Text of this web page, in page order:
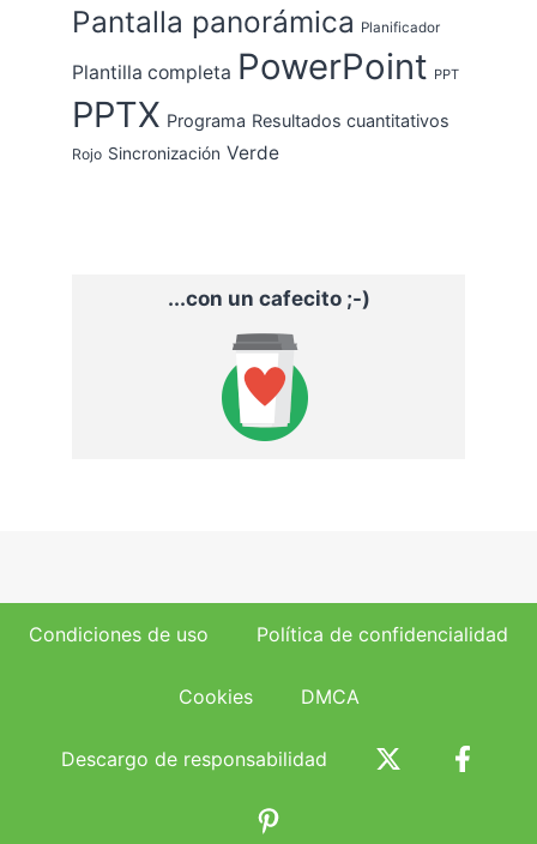
Pantalla panorámica Planificador
Plantilla completa PowerPoint PPT
PPTX Programa Resultados cuantitativos
Rojo Sincronización Verde
...con un cafecito ;-)
Condiciones de uso Política de confidencialidad
Cookies DMCA
Descargo de responsabilidad